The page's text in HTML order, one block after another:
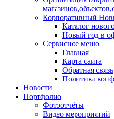
Корпоративный
Каталог
Новый год в
Сервисное меню
Главная
Карта сайта
Обратная связь
Политика
Новости
Портфолио
Фотоотчёты
Видео мероприятий